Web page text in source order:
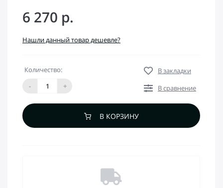
6 270 р.
Нашли данный товар дешевле?
Количество:
-
+
В закладки
В сравнение
В КОРЗИНУ